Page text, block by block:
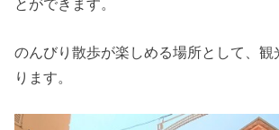
とができます。
のんびり散歩が楽しめる場所として、観
ります。